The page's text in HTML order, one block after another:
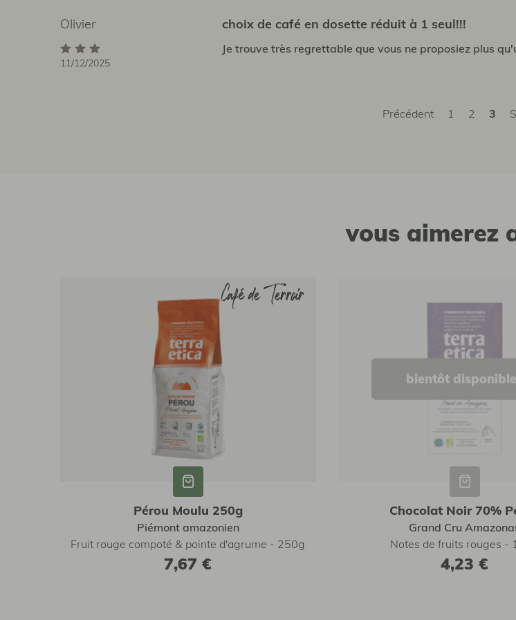
Olivier
11/12/2025
choix de café en dosette réduit à 1 seul!!!
Je trouve très regrettable que vous ne proposiez plus
Précédent 1 2 3
vous aimerez
Café de Terroir
Café de Terroir
Pérou Moulu 250g
Piémont amazonien
Fruit rouge compoté & pointe d'agrume - 250g
7,67 €
bientôt
Chocolat Noir 70%
Grand Cru
Notes de fruits rouges -
4,23 €